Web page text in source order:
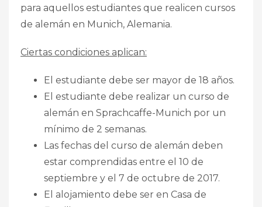
para aquellos estudiantes que realicen cursos
de alemán en Munich, Alemania.
Ciertas condiciones aplican:
El estudiante debe ser mayor de 18 años.
El estudiante debe realizar un curso de
alemán en Sprachcaffe-Munich por un
mínimo de 2 semanas.
Las fechas del curso de alemán deben
estar comprendidas entre el 10 de
septiembre y el 7 de octubre de 2017.
El alojamiento debe ser en Casa de